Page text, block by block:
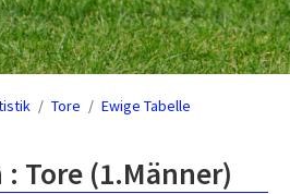
Tore
Ewige Tabelle
Tore (1.Männer)